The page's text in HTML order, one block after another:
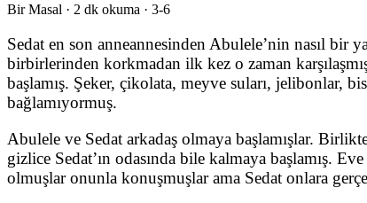
Bir Masal · 2 dk okuma · 3-6
Sedat en son anneannesinden Abulele’nin nasıl
birbirlerinden korkmadan ilk kez o zaman
başlamış. Şeker, çikolata, meyve suları, jelibonlar,
bağlamıyormuş.
Abulele ve Sedat arkadaş olmaya başlamışlar.
gizlice Sedat’ın odasında bile kalmaya başlamış.
olmuşlar onunla konuşmuşlar ama Sedat onlara